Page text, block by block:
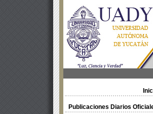
Publicaciones Diarios